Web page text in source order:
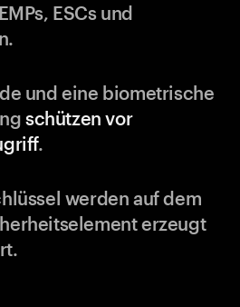
ESCs und
und eine biometrische
schützen vor
.
werden auf dem
erzeugt